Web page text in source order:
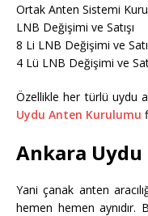
Ortak Anten Sistemi
LNB Değişimi ve Satışı
8 Li LNB Değişimi ve
4 Lü LNB Değişimi ve
Özellikle her türlü uydu
Uydu Anten Kurulumu
Ankara
Yani çanak anten
hemen hemen aynıdır.